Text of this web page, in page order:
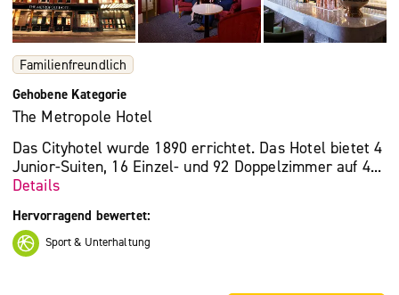
Familienfreundlich
Gehobene Kategorie
The Metropole Hotel
Das Cityhotel wurde 1890 errichtet. Das Hotel bietet 4
Junior-Suiten, 16 Einzel- und 92 Doppelzimmer auf 4...
Details
Hervorragend bewertet:
Sport & Unterhaltung